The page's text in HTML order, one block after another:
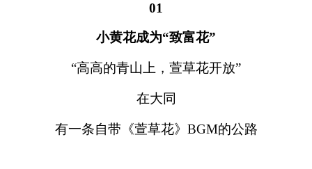
01
小黄花成为“致富花”
“高高的青山上，萱草花开放”
在大同
有一条自带《萱草花》BGM的公路